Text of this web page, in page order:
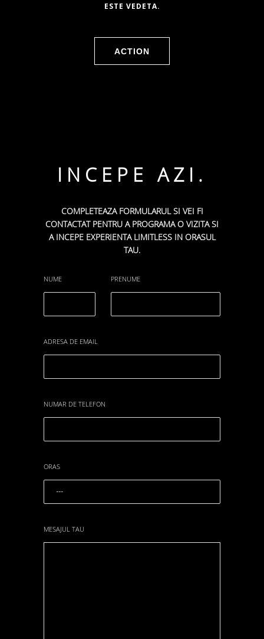
ESTE VEDETA.
ACTION
INCEPE AZI.
COMPLETEAZA FORMULARUL SI VEI FI
CONTACTAT PENTRU A PROGRAMA O VIZITA SI
A INCEPE EXPERIENTA LIMITLESS IN ORASUL
TAU.
NUME PRENUME
ADRESA DE EMAIL
NUMAR DE TELEFON
ORAS
MESAJUL TAU